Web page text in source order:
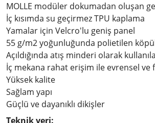
MOLLE modüler dokumadan oluşan
İç kısımda su geçirmez TPU kaplama
Yamalar için Velcro'lu geniş panel
55 g/m2 yoğunluğunda polietilen
Açıldığında atış minderi olarak
İç mekana rahat erişim ile evrensel ve
Yüksek kalite
Sağlam yapı
Güçlü ve dayanıklı dikişler
Teknik veri: